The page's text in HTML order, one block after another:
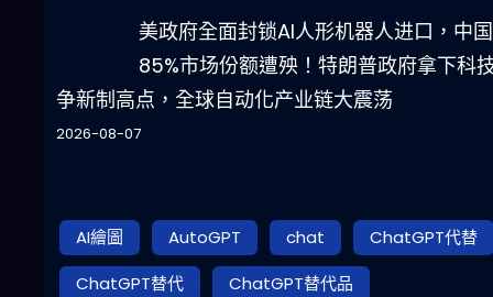
美政府全面封锁AI人形机器人进口，中国
85%市场份额遭殃！特朗普政府拿下科
争新制高点，全球自动化产业链大震荡
2026-08-07
AI繪圖 AutoGPT chat
ChatGPT代替
ChatGPT替代
ChatGPT替代品